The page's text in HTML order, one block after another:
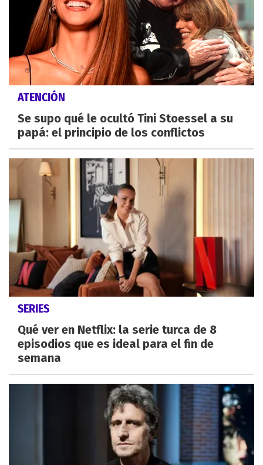
ATENCIÓN
Se supo qué le ocultó Tini Stoessel a su
papá: el principio de los conflictos
SERIES
Qué ver en Netflix: la serie turca de 8
episodios que es ideal para el fin de
semana